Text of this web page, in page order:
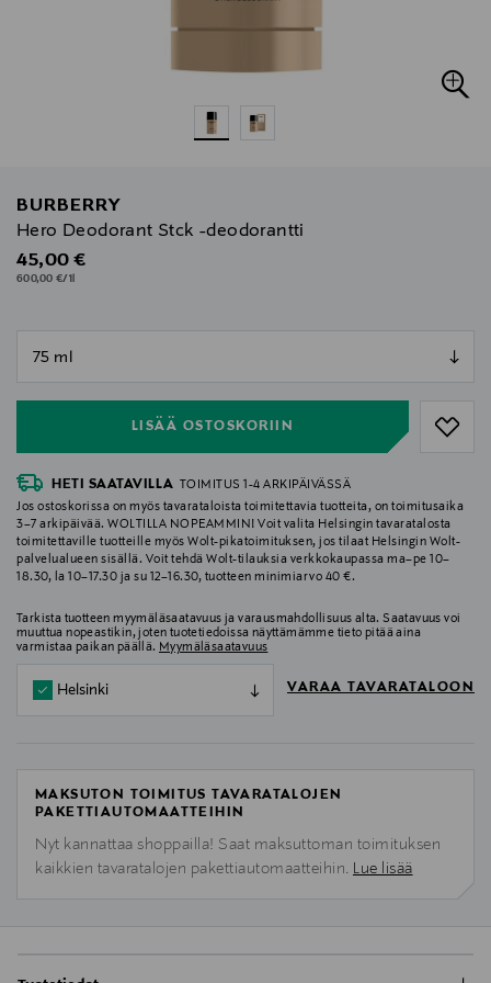
BURBERRY
Hero Deodorant Stck -deodorantti
Original Price
45,00 €
600,00 €/1l
LISÄÄ OSTOSKORIIN
null
HETI SAATAVILLA
TOIMITUS 1-4 ARKIPÄIVÄSSÄ
Jos ostoskorissa on myös tavarataloista toimitettavia tuotteita, on toimitusaika
3–7 arkipäivää. WOLTILLA NOPEAMMIN! Voit valita Helsingin tavaratalosta
toimitettaville tuotteille myös Wolt-pikatoimituksen, jos tilaat Helsingin Wolt-
palvelualueen sisällä. Voit tehdä Wolt-tilauksia verkkokaupassa ma–pe 10–
18.30, la 10–17.30 ja su 12–16.30, tuotteen minimiarvo 40 €.
Tarkista tuotteen myymäläsaatavuus ja varausmahdollisuus alta. Saatavuus voi
muuttua nopeastikin, joten tuotetiedoissa näyttämämme tieto pitää aina
varmistaa paikan päällä. Myymäläsaatavuus
Helsinki VARAA TAVARATALOON
MAKSUTON TOIMITUS TAVARATALOJEN
PAKETTIAUTOMAATTEIHIN
Nyt kannattaa shoppailla! Saat maksuttoman toimituksen
kaikkien tavaratalojen pakettiautomaatteihin. Lue lisää